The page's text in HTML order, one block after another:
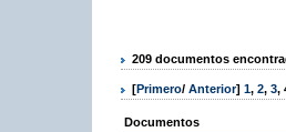
209 documentos
[Primero/ Anterior] 1, 2, 3,
Documentos